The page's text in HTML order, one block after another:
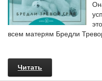
всем матерям Бредли
Читать